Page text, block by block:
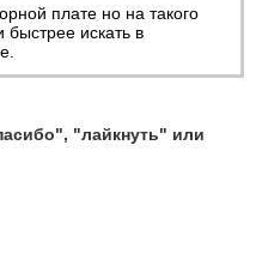
плате но на такого
быстрее искать в
"лайкнуть" или